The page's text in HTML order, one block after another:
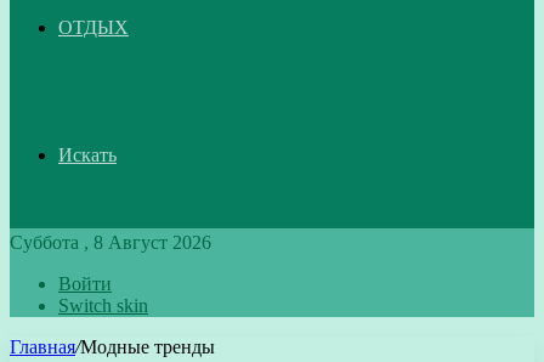
ОТДЫХ
Искать
Суббота , 8 Август 2026
Войти
Switch skin
Главная/Модные тренды